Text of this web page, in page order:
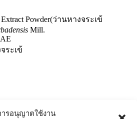
ารอนุญาตใช้งาน
Extract Powder(ว่านหางจระเข้
Mill.
ระเข้
ายุหลายปี สูง 0.5-1 เมตร ลำต้นเป็นข้อ